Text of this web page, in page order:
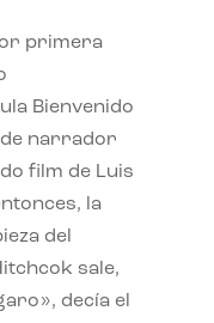
primera
Bienvenido
de narrador
film de Luis
la
del
sale,
decía el